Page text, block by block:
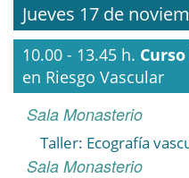
Jueves 17 de
10.00 - 13.45 h.
en Riesgo Vascular
Sala Monasterio
Taller: Ecografía
Sala Monasterio